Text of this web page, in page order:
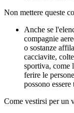
Non mettere queste
Anche se
compagnie
o sostanze
cacciavite,
sportiva, come
ferire le
possono
Come vestirsi per un